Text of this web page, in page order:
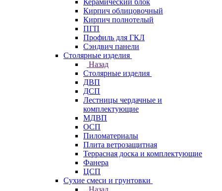
Керамический блок
Кирпич облицовочный
Кирпич полнотелый
ПГП
Профиль для ГКЛ
Сэндвич панели
Столярные изделия
Назад
Столярные изделия
ДВП
ДСП
Лестницы чердачные и
комплектующие
МДВП
ОСП
Пиломатериалы
Плита ветрозащитная
Террасная доска и комплектующие
Фанера
ЦСП
Сухие смеси и грунтовки
Назад